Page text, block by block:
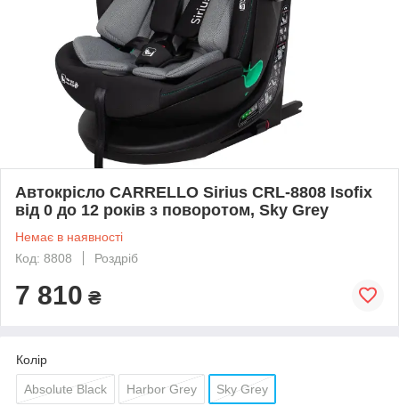
Автокрісло CARRELLO Sirius CRL-8808 Isofix
від 0 до 12 років з поворотом, Sky Grey
Немає в наявності
Код: 8808
Роздріб
7 810 ₴
Колір
Absolute Black Harbor Grey Sky Grey